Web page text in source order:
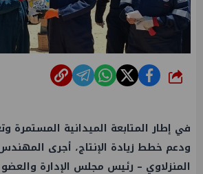
شارك
في إطار المتابعة الميدانية المستمرة
ودعم خطط زيادة الإنتاج، أجرى
المنزلاوي – رئيس مجلس الإدارة